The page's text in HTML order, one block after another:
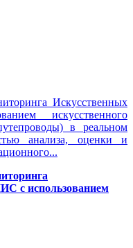
Искусственных
искусственного
в реальном
анализа, оценки и
с использованием